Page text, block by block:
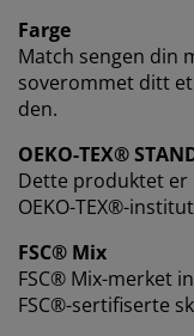
Farge
Match sengen din
soverommet ditt
den.
OEKO-TEX®
Dette produktet er
OEKO-TEX®-
FSC® Mix
FSC® Mix-merket
FSC®-sertifiserte